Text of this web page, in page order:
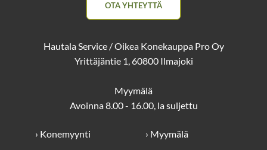
OTA YHTEYTTÄ
Hautala Service / Oikea Konekauppa Pro Oy
Yrittäjäntie 1, 60800 Ilmajoki
Myymälä
Avoinna 8.00 - 16.00, la suljettu
› Konemyynti › Myymälä